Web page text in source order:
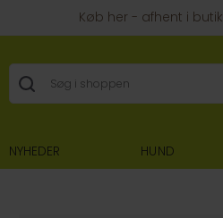
Køb her - afhent i butik
NYHEDER HUND